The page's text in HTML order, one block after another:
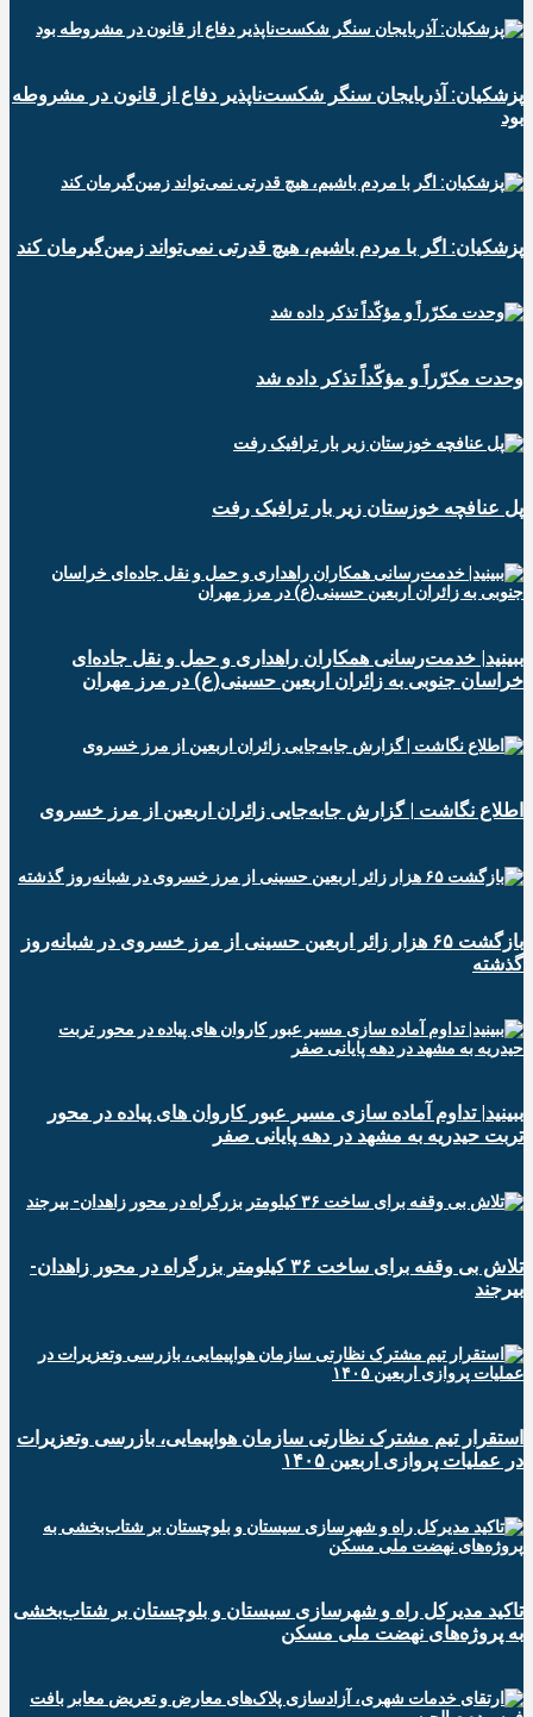
پزشکیان: آذربایجان سنگر شکست‌ناپذیر دفاع از قانون در مشروطه
بود
پزشکیان: اگر با مردم باشیم، هیچ قدرتی نمی‌تواند زمین‌گیرمان کند
وحدت مکرّراً و مؤکّداً تذکر داده شد
پل عنافچه خوزستان زیر بار ترافیک رفت
ببینید| خدمت‌رسانی همکاران راهداری و حمل و نقل جاده‌ای
خراسان جنوبی به زائران اربعین حسینی(ع) در مرز مهران
️اطلاع نگاشت | گزارش جابه‌جایی زائران اربعین از مرز خسروی
️بازگشت ۶۵ هزار زائر اربعین حسینی از مرز خسروی در شبانه‌روز
گذشته
ببینید| تداوم آماده سازی مسیر عبور کاروان های پیاده در محور
تربت حیدریه به مشهد در دهه پایانی صفر
تلاش بی وقفه برای ساخت ۳۶ کیلومتر بزرگراه در محور زاهدان-
بیرجند
استقرار تیم مشترک نظارتی سازمان هواپیمایی، بازرسی وتعزیرات
در عملیات پروازی اربعین ۱۴۰۵
تاکید مدیرکل راه و شهرسازی سیستان و بلوچستان بر شتاب‌بخشی
به پروژه‌های نهضت ملی مسکن